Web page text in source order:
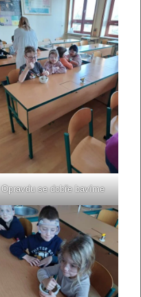
Opravdu se dobře bavíme